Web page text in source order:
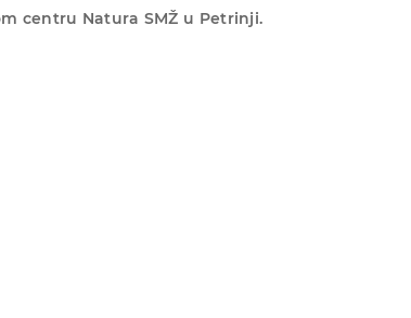
centru Natura SMŽ u Petrinji.